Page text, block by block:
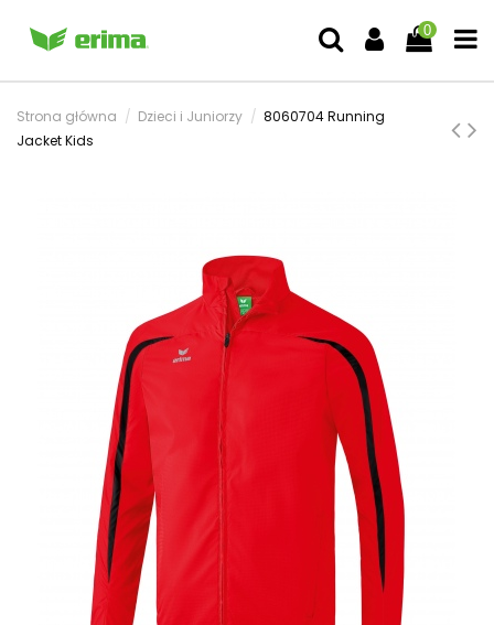
0
Strona główna Dzieci i Juniorzy
8060704 Running
Jacket Kids